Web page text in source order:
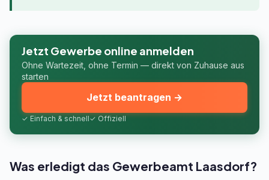
Jetzt Gewerbe online anmelden
Ohne Wartezeit, ohne Termin — direkt von Zuhause aus
starten
✓ Einfach & schnell✓ Offiziell
Jetzt beantragen →
Was erledigt das Gewerbeamt Laasdorf?